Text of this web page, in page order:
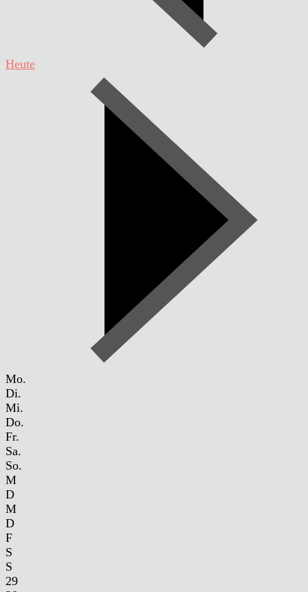
Heute
Mo.
Di.
Mi.
Do.
Fr.
Sa.
So.
M
D
M
D
F
S
S
29